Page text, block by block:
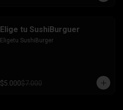
Elige tu SushiBurguer
Eligetu SushiBurger
$5.000$7.000